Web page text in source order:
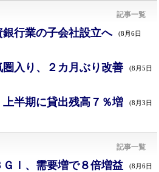
記事一覧
行業の子会社設立へ (8月6日
入り、２カ月ぶり改善 (8月5日
半期に貸出残高７％増 (8月3日
記事一覧
Ｉ、需要増で８倍増益 (8月6日